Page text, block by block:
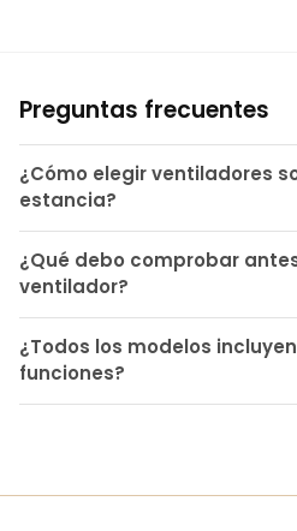
Preguntas frecuentes
¿Cómo elegir ventiladores
estancia?
¿Qué debo comprobar
ventilador?
¿Todos los modelos
funciones?